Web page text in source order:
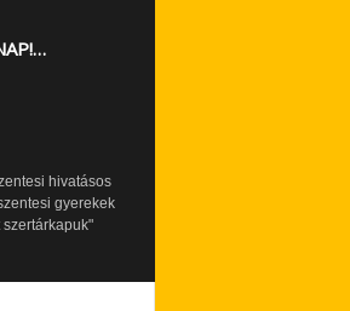
hivatásos
gyerekek